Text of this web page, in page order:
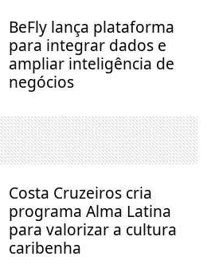
BeFly lança plataforma
para integrar dados e
ampliar inteligência de
negócios
Costa Cruzeiros cria
programa Alma Latina
para valorizar a cultura
caribenha